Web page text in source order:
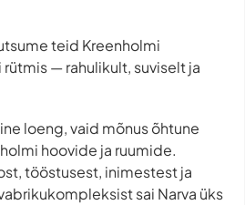
teid Kreenholmi
— rahulikult, suviselt ja
loeng, vaid mõnus õhtune
hoovide ja ruumide.
tööstusest, inimestest ja
sai Narva üks